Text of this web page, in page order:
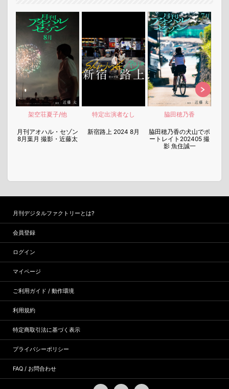
架空荘夏子/他
月刊アオハル・セゾン
8月葉月 撮影・近藤太
特定出演者なし
新宿路上 2024 8月
脇田穂乃香
脇田穂乃香の犬山でポ
ートレイト202405 撮
影 魚住誠一
月刊デジタルファクトリーとは?
会員登録
ログイン
マイページ
ご利用ガイド / 動作環境
利用規約
特定商取引法に基づく表示
プライバシーポリシー
FAQ / お問合わせ